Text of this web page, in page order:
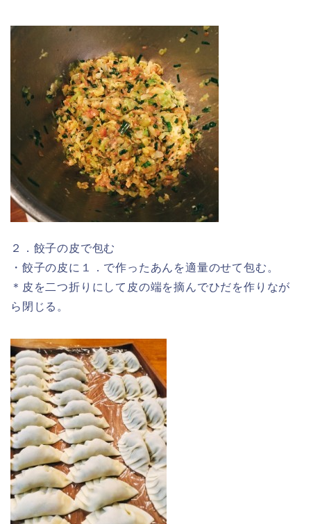
２．餃子の皮で包む
・餃子の皮に１．で作ったあんを適量のせて包む。
＊皮を二つ折りにして皮の端を摘んでひだを作りなが
ら閉じる。